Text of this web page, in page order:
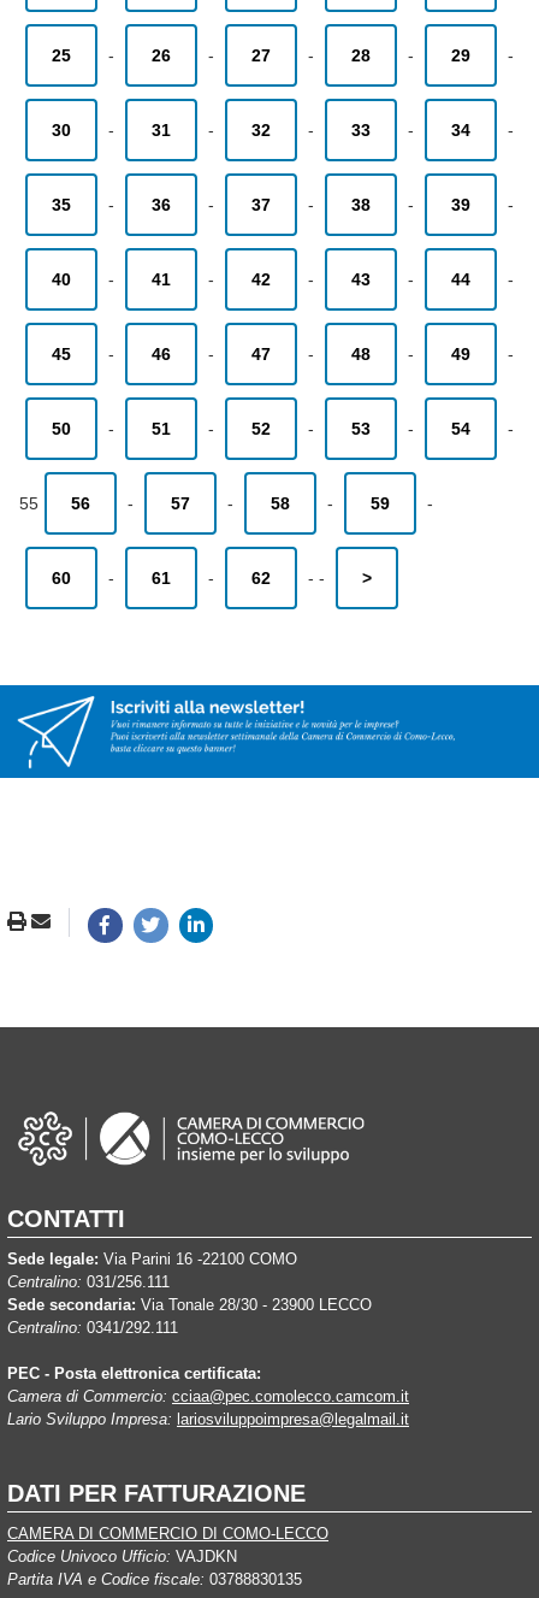
25 - 26 - 27 - 28 - 29 -
30 - 31 - 32 - 33 - 34 -
35 - 36 - 37 - 38 - 39 -
40 - 41 - 42 - 43 - 44 -
45 - 46 - 47 - 48 - 49 -
50 - 51 - 52 - 53 - 54 -
55 56 - 57 - 58 - 59 -
60 - 61 - 62 - - >
CONTATTI
Sede legale: Via Parini 16 -22100 COMO
Centralino: 031/256.111
Sede secondaria: Via Tonale 28/30 - 23900 LECCO
Centralino: 0341/292.111
PEC - Posta elettronica certificata:
Camera di Commercio: cciaa@pec.comolecco.camcom.it
Lario Sviluppo Impresa: lariosviluppoimpresa@legalmail.it
DATI PER FATTURAZIONE
CAMERA DI COMMERCIO DI COMO-LECCO
Codice Univoco Ufficio: VAJDKN
Partita IVA e Codice fiscale: 03788830135